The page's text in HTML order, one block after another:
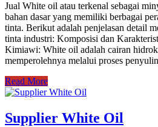
Jual White oil atau terkenal sebagai
bahan dasar yang memiliki berbagai
tinta. Berikut adalah penjelasan detail
tinta industri: Komposisi dan
Kimiawi: White oil adalah cairan
memperolehnya melalui proses
Read More
Supplier White Oil